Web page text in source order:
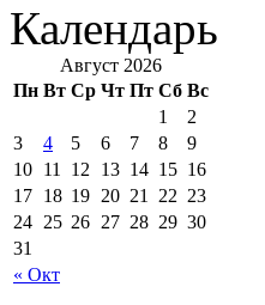
Календарь
Август 2026
Пн Вт Ср Чт Пт Сб Вс
« Окт
1
2
3
4 5 6 7 8
9
10 11 12 13 14 15 16
17 18 19 20 21 22 23
24 25 26 27 28 29 30
31